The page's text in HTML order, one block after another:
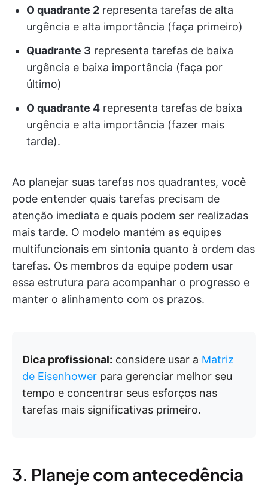
O quadrante 2 representa tarefas de alta
urgência e alta importância (faça primeiro)
Quadrante 3 representa tarefas de baixa
urgência e baixa importância (faça por
último)
O quadrante 4 representa tarefas de baixa
urgência e alta importância (fazer mais
tarde).
Ao planejar suas tarefas nos quadrantes, você
pode entender quais tarefas precisam de
atenção imediata e quais podem ser realizadas
mais tarde. O modelo mantém as equipes
multifuncionais em sintonia quanto à ordem das
tarefas. Os membros da equipe podem usar
essa estrutura para acompanhar o progresso e
manter o alinhamento com os prazos.
Dica profissional: considere usar a Matriz
de Eisenhower para gerenciar melhor seu
tempo e concentrar seus esforços nas
tarefas mais significativas primeiro.
3. Planeje com antecedência